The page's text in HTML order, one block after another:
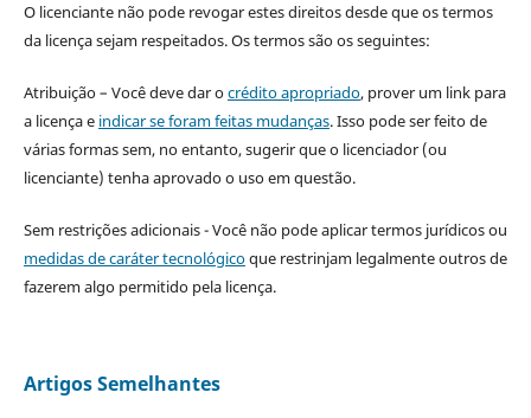
O licenciante não pode revogar estes direitos desde que os termos
da licença sejam respeitados. Os termos são os seguintes:
Atribuição – Você deve dar ocrédito apropriado, prover um link para
a licença e indicar se foram feitas mudanças. Isso pode ser feito de
várias formas sem, no entanto, sugerir que o licenciador (ou
licenciante) tenha aprovado o uso em questão.
Sem restrições adicionais - Você não pode aplicar termos jurídicos ou
medidas de caráter tecnológicoque restrinjam legalmente outros de
fazerem algo permitido pela licença.
Artigos Semelhantes